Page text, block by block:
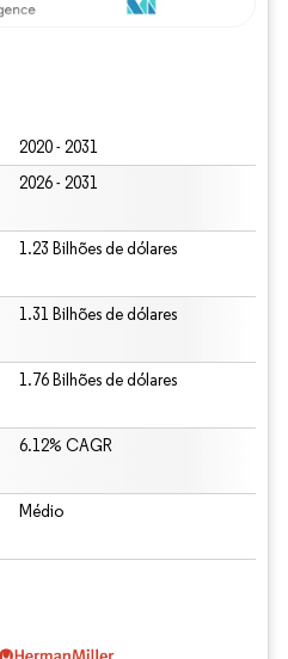
2020 - 2031
2026 - 2031
1.23 Bilhões de dólares
1.31 Bilhões de dólares
1.76 Bilhões de dólares
6.12% CAGR
Médio
reuso requer atribuição conforme CC BY 4.0.